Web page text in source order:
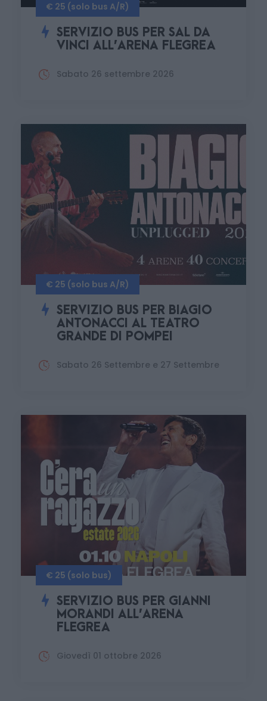
€ 25 (solo bus A/R)
SERVIZIO BUS PER SAL DA
VINCI ALL’ARENA FLEGREA
Sabato 26 settembre 2026
€ 25 (solo bus A/R)
SERVIZIO BUS PER BIAGIO
ANTONACCI AL TEATRO
GRANDE DI POMPEI
Sabato 26 Settembre e 27 Settembre
€ 25 (solo bus)
SERVIZIO BUS PER GIANNI
MORANDI ALL’ARENA
FLEGREA
Giovedì 01 ottobre 2026